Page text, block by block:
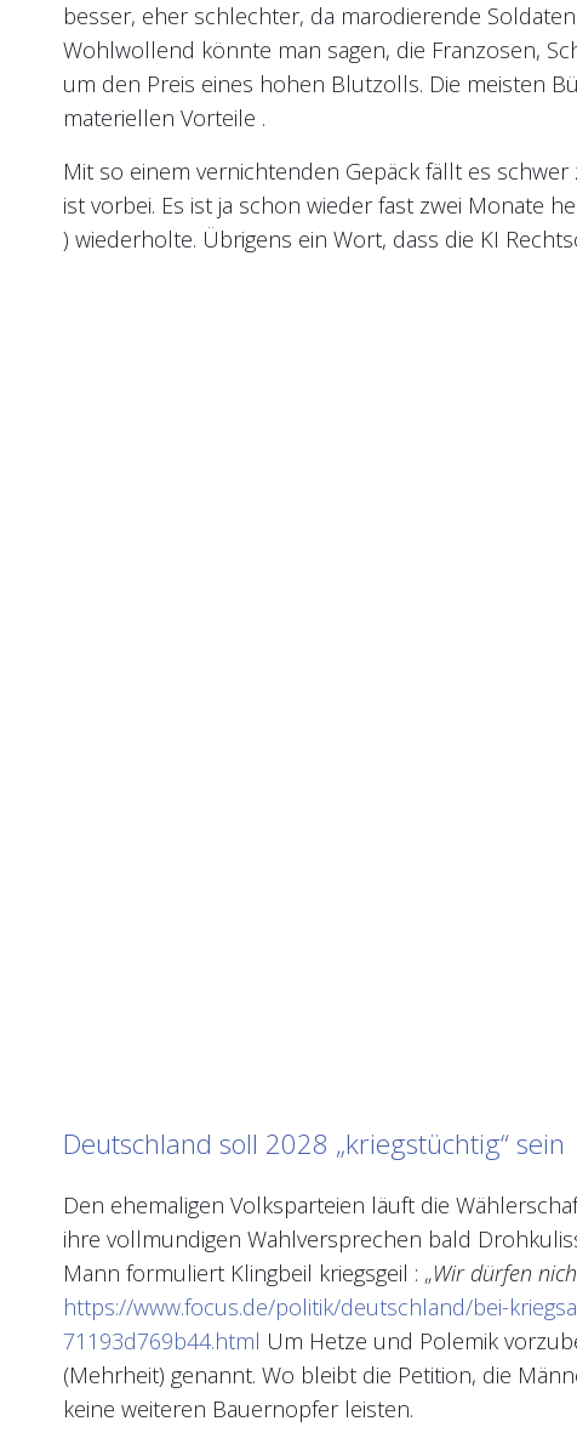
besser, eher schlechter, da marodierende
Wohlwollend könnte man sagen, die Franzosen,
um den Preis eines hohen Blutzolls. Die meisten
materiellen Vorteile .
Mit so einem vernichtenden Gepäck fällt es
ist vorbei. Es ist ja schon wieder fast zwei Monate
) wiederholte. Übrigens ein Wort, dass die KI
Deutschland soll 2028 „kriegstüchtig“ sein
Den ehemaligen Volksparteien läuft die
ihre vollmundigen Wahlversprechen bald
Mann formuliert Klingbeil kriegsgeil : „Wir dürfen
https://www.focus.de/politik/deutschland/bei-
71193d769b44.html Um Hetze und Polemik
(Mehrheit) genannt. Wo bleibt die Petition, die
keine weiteren Bauernopfer leisten.